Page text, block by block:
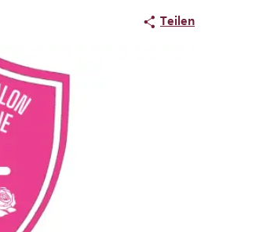
Teilen